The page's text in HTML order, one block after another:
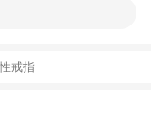
戒指